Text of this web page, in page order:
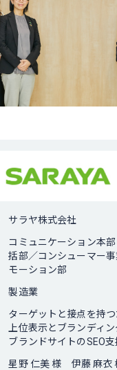
サラヤ株式会社
コミュニケーション本
括部／コンシューマー
モーション部
製造業
ターゲットと接点を持
上位表示とブランディ
ブランドサイトのSEO支
星野 仁美 様 伊藤 麻衣